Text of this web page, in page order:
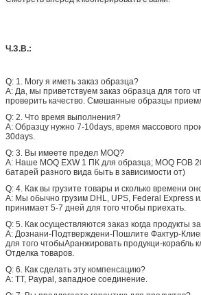
Ч.З.В.:
Q: 1. Могу я иметь заказ образца?
A: Да, мы приветствуем заказ образца для того
проверить качество. Смешанные образцы
Q: 2. Что время выполнения?
A: Образцу нужно 7-10days, время массового
30days.
Q: 3. Вы имеете предел MOQ?
A: Наше MOQ EXW 1 ПК для образца; MOQ FOB
батарей разного вида быть в зависимости от)
Q: 4. Как вы грузите товары и сколько времени
A: Мы обычно грузим DHL, UPS, Federal Express
принимает 5-7 дней для того чтобы приехать.
Q: 5. Как осуществляются заказ когда продукты
A: Дознани-Подтверждени-Пошлите Фактур-
для того чтобыАранжировать продукци-корабль
Отделка товаров.
Q: 6. Как сделать эту компенсацию?
A: TT, Paypal, западное соединение.